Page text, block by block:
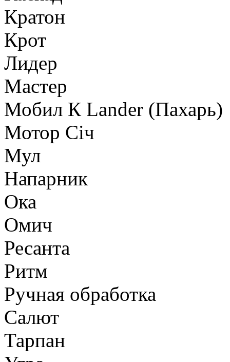
Кратон
Крот
Лидер
Мастер
Мобил К Lander (Пахарь)
Мотор Сiч
Мул
Напарник
Ока
Омич
Ресанта
Ритм
Ручная обработка
Салют
Тарпан